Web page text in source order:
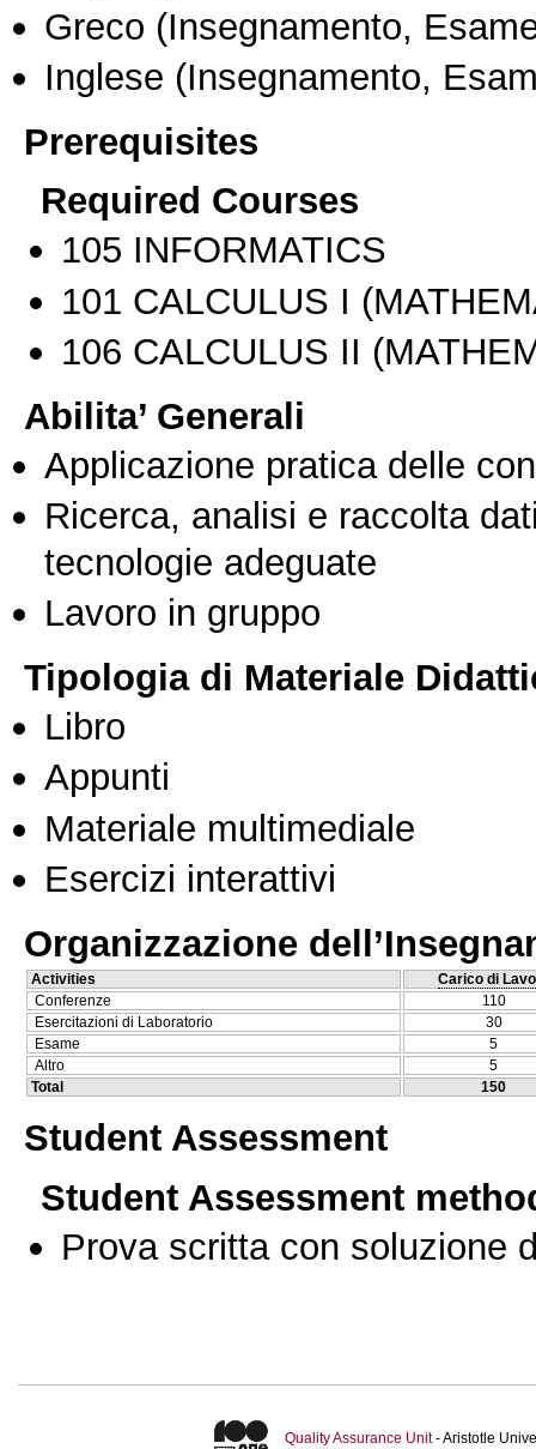
Greco (Insegnamento,
Inglese (Insegnamento,
Prerequisites
Required Courses
105 INFORMATICS
101 CALCULUS I
106 CALCULUS II
Abilita’ Generali
Applicazione pratica delle
Ricerca, analisi e raccolta
tecnologie adeguate
Lavoro in gruppo
Tipologia di Materiale
Libro
Appunti
Materiale multimediale
Esercizi interattivi
Organizzazione
Activities
Carico di
Conferenze
110
Esercitazioni di Laboratorio
30
Esame
5
Altro
5
Total
150
Student Assessment
Student Assessment
Prova scritta con soluzione
Quality Assurance Unit- Aristotle